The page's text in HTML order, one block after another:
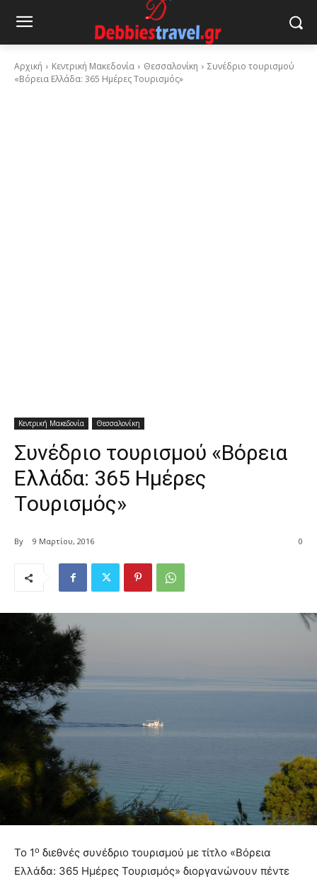
Αρχική Κεντρική Μακεδονία Θεσσαλονίκη
Συνέδριο τουρισμού
«Βόρεια Ελλάδα: 365 Ημέρες Tουρισμός»
Κεντρική Μακεδονία Θεσσαλονίκη
Συνέδριο τουρισμού «Βόρεια
Ελλάδα: 365 Ημέρες
Tουρισμός»
By 9 Μαρτίου, 2016 0
Το 1ο διεθνές συνέδριο τουρισμού με τίτλο «Βόρεια
Ελλάδα: 365 Ημέρες Τουρισμός» διοργανώνουν πέντε